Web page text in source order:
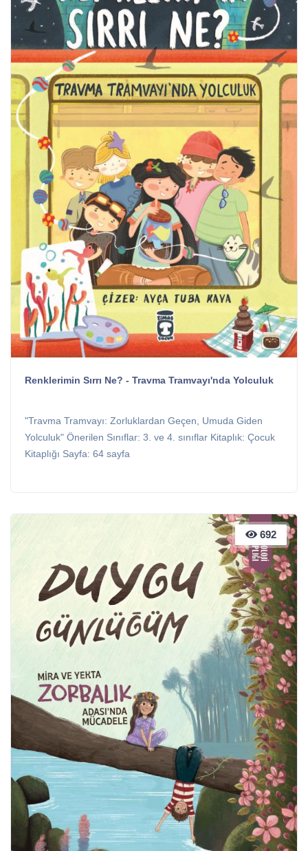
Renklerimin Sırrı Ne? - Travma Tramvayı'nda Yolculuk
"Travma Tramvayı: Zorluklardan Geçen, Umuda Giden
Yolculuk" Önerilen Sınıflar: 3. ve 4. sınıflar Kitaplık: Çocuk
Kitaplığı Sayfa: 64 sayfa
692
692